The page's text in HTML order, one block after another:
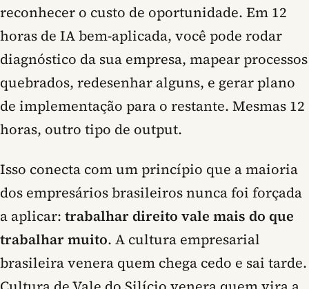
reconhecer o custo de oportunidade. Em 12
horas de IA bem-aplicada, você pode rodar
diagnóstico da sua empresa, mapear processos
quebrados, redesenhar alguns, e gerar plano
de implementação para o restante. Mesmas 12
horas, outro tipo de output.
Isso conecta com um princípio que a maioria
dos empresários brasileiros nunca foi forçada
a aplicar: trabalhar direito vale mais do que
trabalhar muito. A cultura empresarial
brasileira venera quem chega cedo e sai tarde.